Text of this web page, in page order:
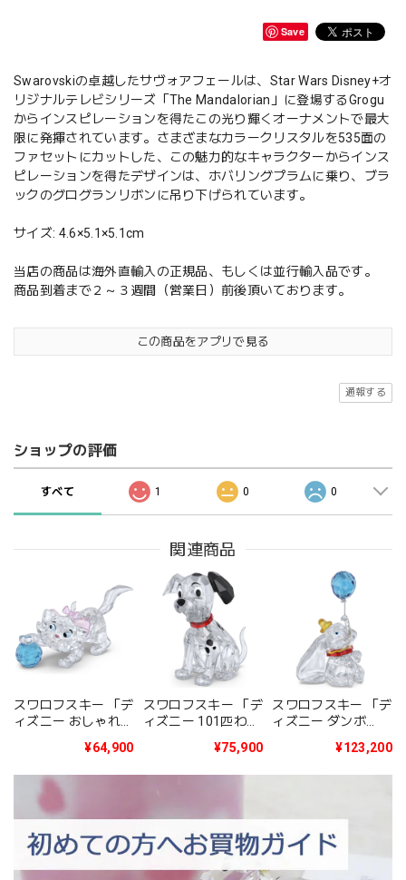
Save
Swarovskiの卓越したサヴォアフェールは、Star Wars Disney+オ
リジナルテレビシリーズ「The Mandalorian」に登場するGrogu
からインスピレーションを得たこの光り輝くオーナメントで最大
限に発揮されています。さまざまなカラークリスタルを535面の
ファセットにカットした、この魅力的なキャラクターからインス
ピレーションを得たデザインは、ホバリングプラムに乗り、ブラ
ックのグログランリボンに吊り下げられています。
サイズ: 4.6×5.1×5.1cm
当店の商品は海外直輸入の正規品、もしくは並行輸入品です。
商品到着まで２～３週間（営業日）前後頂いております。
この商品をアプリで見る
通報する
ショップの評価
すべて 1 0 0
関連商品
スワロフスキー 「デ
ィズニー おしゃれキ
Aristocats - Marie」
¥64,900
スワロフスキー 「デ
ィズニー 101匹わん
Dalmatians -¥75,900
スワロフスキー 「デ
ィズニー ダンボ
¥123,200